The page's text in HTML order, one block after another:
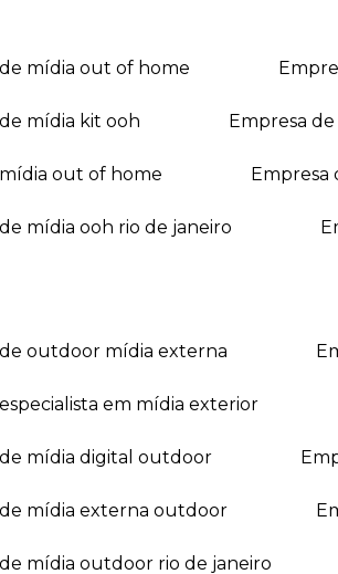
de mídia out of home
de mídia kit ooh empresa
mídia out of home
de mídia ooh rio de janeiro
de outdoor mídia externa
especialista em mídia exterior
de mídia digital outdoor
de mídia externa outdoor
de mídia outdoor rio de janeiro